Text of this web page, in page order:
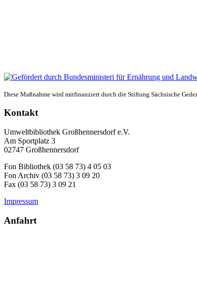
Diese Maßnahme wird mitfinanziert durch die Stiftung Sächsische
Kontakt
Umweltbibliothek Großhennersdorf e.V.
Am Sportplatz 3
02747 Großhennersdorf
Fon Bibliothek (03 58 73) 4 05 03
Fon Archiv (03 58 73) 3 09 20
Fax (03 58 73) 3 09 21
Impressum
Anfahrt